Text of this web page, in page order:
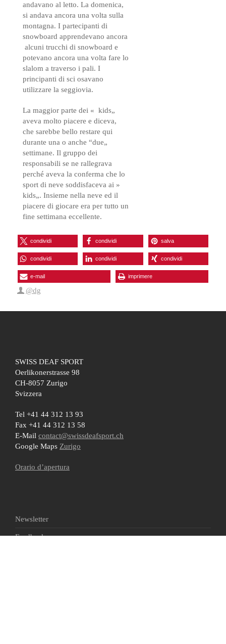
andavano al letto. La domenica,
si andava ancora una volta sulla
montagna. I partecipanti di
snowboard apprendevano ancora
alcuni trucchi di snowboard e
potevano ancora una volta fare lo
slalom a traverso i pali. I
principanti di sci osavano
utilizzare la seggiovia.
La maggior parte dei « kids„
aveva molto piacere e diceva,
che sarebbe bello restare qui
durante una o anche “due„
settimane. Il gruppo dei
responsabili se ne rallegrava
perché aveva la conferma che lo
sport di neve soddisfaceva ai »
kids„. Insieme nella neve ed il
piacere di giocare era per tutto un
fine settimana eccellente.
condividi condividi salva
condividi condividi condividi
e-mail imprimere
@dg
SWISS DEAF SPORT
Oerlikonerstrasse 98
CH-8057 Zurigo
Svizzera
Tel +41 44 312 13 93
Fax +41 44 312 13 58
E-Mail contact@swissdeafsport.ch
Google Maps Zurigo
Orario d’apertura
Newsletter
Feedback